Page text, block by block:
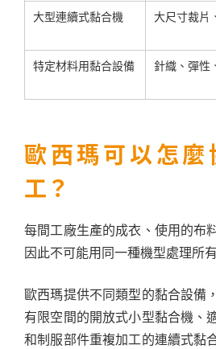
大型連續式黏合機 大尺寸裁片
特定材料用黏合設備 針織、彈性
歐西瑪可以怎麼
工？
每間工廠生產的成衣、使用的布
因此不可能用同一種機型處理所
歐西瑪提供不同類型的黏合設備
有限空間的開放式小型黏合機、
和制服部件重複加工的連續式黏